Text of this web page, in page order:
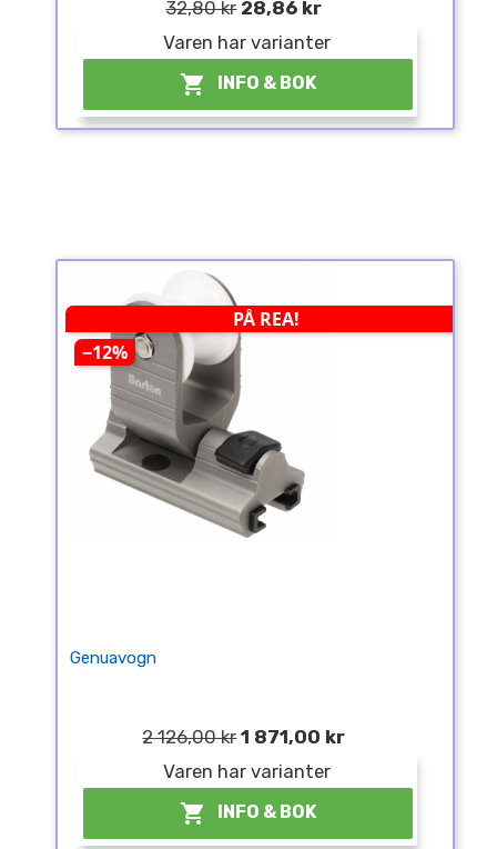
32,80 kr 28,86 kr
Varen har varianter
 INFO & BOK
PÅ REA!
−12%
Genuavogn
2 126,00 kr 1 871,00 kr
Varen har varianter
 INFO & BOK